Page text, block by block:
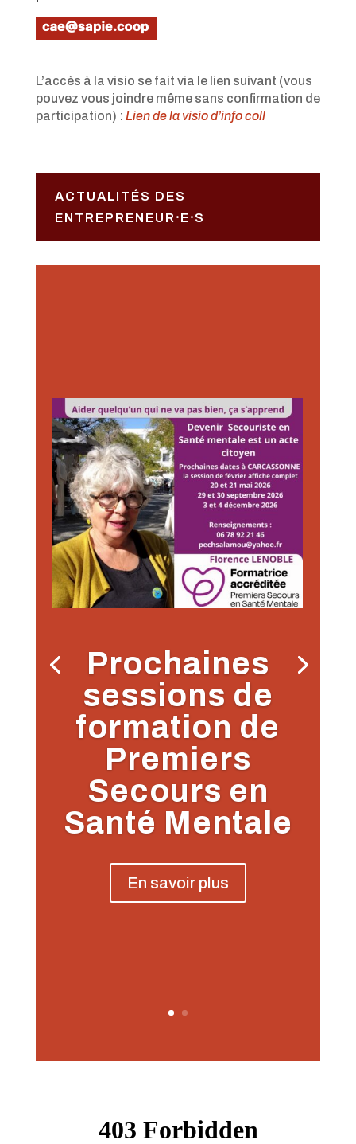
L’accès à la visio se fait via le lien suivant (vous
pouvez vous joindre même sans confirmation de
participation) : Lien de la visio d’info coll
ACTUALITÉS DES
ENTREPRENEUR⸱E⸱S
Prochaines
sessions de
formation de
Premiers
Secours en
Santé Mentale
En savoir plus